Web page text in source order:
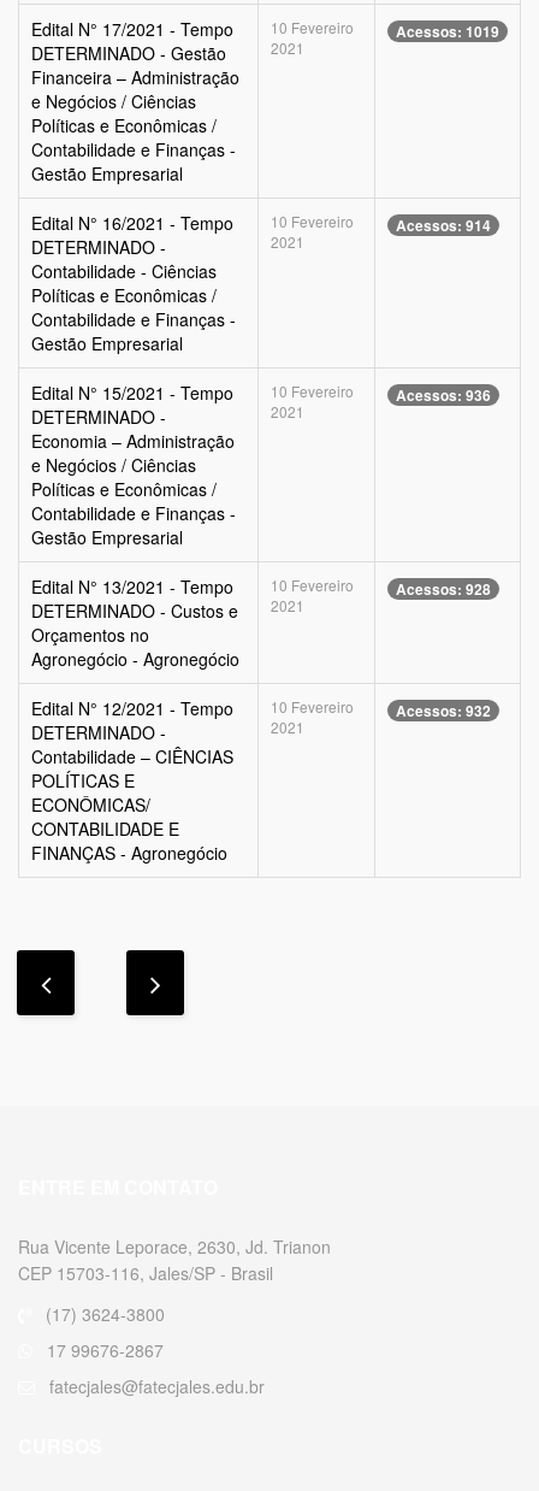
Edital N° 17/2021 - Tempo
DETERMINADO - Gestão
Financeira – Administração
e Negócios / Ciências
Políticas e Econômicas /
Contabilidade e Finanças -
Gestão Empresarial
10 Fevereiro
2021
Acessos: 1019
Edital N° 16/2021 - Tempo
DETERMINADO -
Contabilidade - Ciências
Políticas e Econômicas /
Contabilidade e Finanças -
Gestão Empresarial
10 Fevereiro
2021
Acessos: 914
Edital N° 15/2021 - Tempo
DETERMINADO -
Economia – Administração
e Negócios / Ciências
Políticas e Econômicas /
Contabilidade e Finanças -
Gestão Empresarial
10 Fevereiro
2021
Acessos: 936
Edital N° 13/2021 - Tempo
DETERMINADO - Custos e
Orçamentos no
Agronegócio - Agronegócio
10 Fevereiro
2021
Acessos: 928
Edital N° 12/2021 - Tempo
DETERMINADO -
Contabilidade – CIÊNCIAS
POLÍTICAS E
ECONÔMICAS/
CONTABILIDADE E
FINANÇAS - Agronegócio
10 Fevereiro
2021
Acessos: 932
Rua Vicente Leporace, 2630, Jd. Trianon
CEP 15703-116, Jales/SP - Brasil
(17) 3624-3800
17 99676-2867
fatecjales@fatecjales.edu.br